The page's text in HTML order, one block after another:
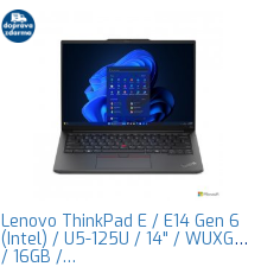
Lenovo ThinkPad E / E14 Gen 6
(Intel) / U5-125U / 14" / WUXGA
/ 16GB /…